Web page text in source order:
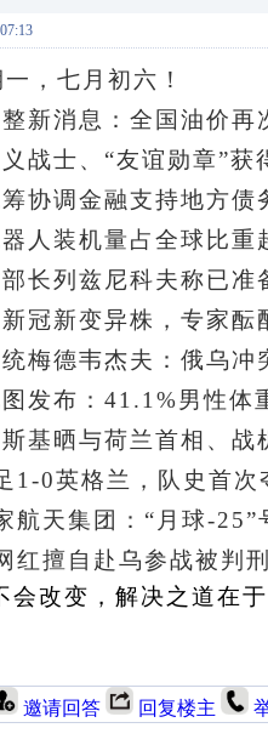
，七月初六！
新消息：全国油价再
战士、“友谊勋章”获
协调金融支持地方
人装机量占全球比重
长列兹尼科夫称已准
冠新变异株，专家酝
梅德韦杰夫：俄乌冲
发布：41.1%男性体
基晒与荷兰首相、战
1-0英格兰，队史首次
航天集团：“月球-25”
红擅自赴乌参战被判
会改变，解决之道在于
邀请回答 回复楼主